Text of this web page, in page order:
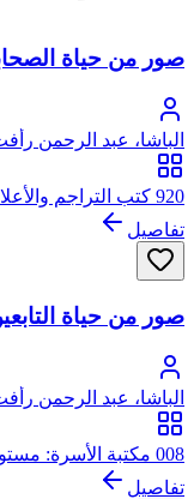
صور من حياة
الباشا، عبد الرحمن
920 كتب التراجم والأعلام
تفاصيل
صور من حياة
الباشا، عبد الرحمن
008 مكتبة الأسرة: مستوى 1
تفاصيل